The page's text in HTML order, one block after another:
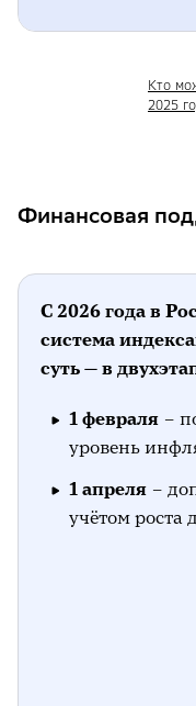
Семья и
среда
Что ещё
Кто
2025
Финансовая
С 2026 года в
система
суть — в
1 февраля –
уровень
1 апреля –
учётом роста